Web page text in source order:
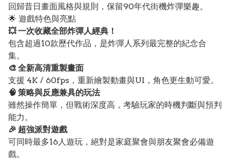
回歸昔日畫面風格與規則，保留90年代街機炸彈樂趣。
🌟 遊戲特色與亮點
💥 一次收藏全部炸彈人經典！
包含超過10款歷代作品，是炸彈人系列最完整的紀念合
集。
🎨 全新高清重製畫面
支援 4K / 60fps，重新繪製動畫與UI，角色更生動可愛。
🧠 策略與反應兼具的玩法
雖然操作簡單，但戰術深度高，考驗玩家的時機判斷與預判
能力。
🎉 超強派對遊戲
可同時最多16人遊玩，絕對是家庭聚會與朋友聚會必備遊
戲。